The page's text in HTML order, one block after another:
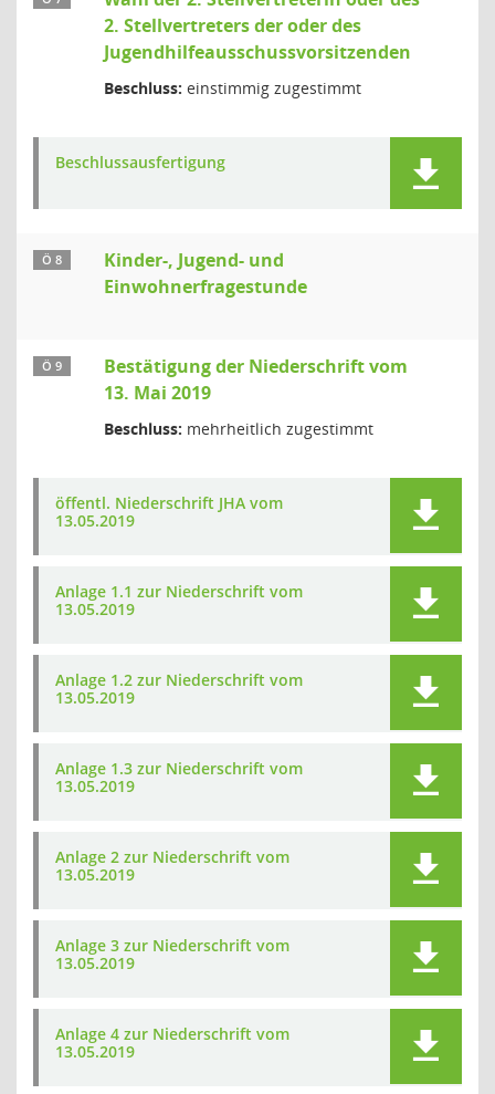
2. Stellvertreters der oder des
Jugendhilfeausschussvorsitzenden
Beschluss: einstimmig zugestimmt
Beschlussausfertigung
Ö 8
Kinder-, Jugend- und
Einwohnerfragestunde
Ö 9
Bestätigung der Niederschrift vom
13. Mai 2019
Beschluss: mehrheitlich zugestimmt
öffentl. Niederschrift JHA vom
13.05.2019
Anlage 1.1 zur Niederschrift vom
13.05.2019
Anlage 1.2 zur Niederschrift vom
13.05.2019
Anlage 1.3 zur Niederschrift vom
13.05.2019
Anlage 2 zur Niederschrift vom
13.05.2019
Anlage 3 zur Niederschrift vom
13.05.2019
Anlage 4 zur Niederschrift vom
13.05.2019